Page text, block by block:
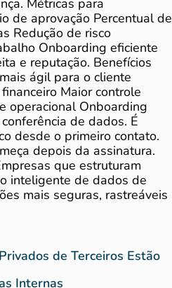
Métricas para
de aprovação Percentual de
Redução de risco
Onboarding eficiente
e reputação. Benefícios
ágil para o cliente
Maior controle
operacional Onboarding
de dados. É
desde o primeiro contato.
depois da assinatura.
que estruturam
inteligente de dados de
mais seguras, rastreáveis
de Terceiros Estão
Internas